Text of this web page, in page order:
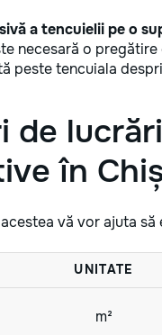
a tencuielii pe o
necesară o
peste tencuiala
de
în
vă vor ajuta
UNITATE
m²